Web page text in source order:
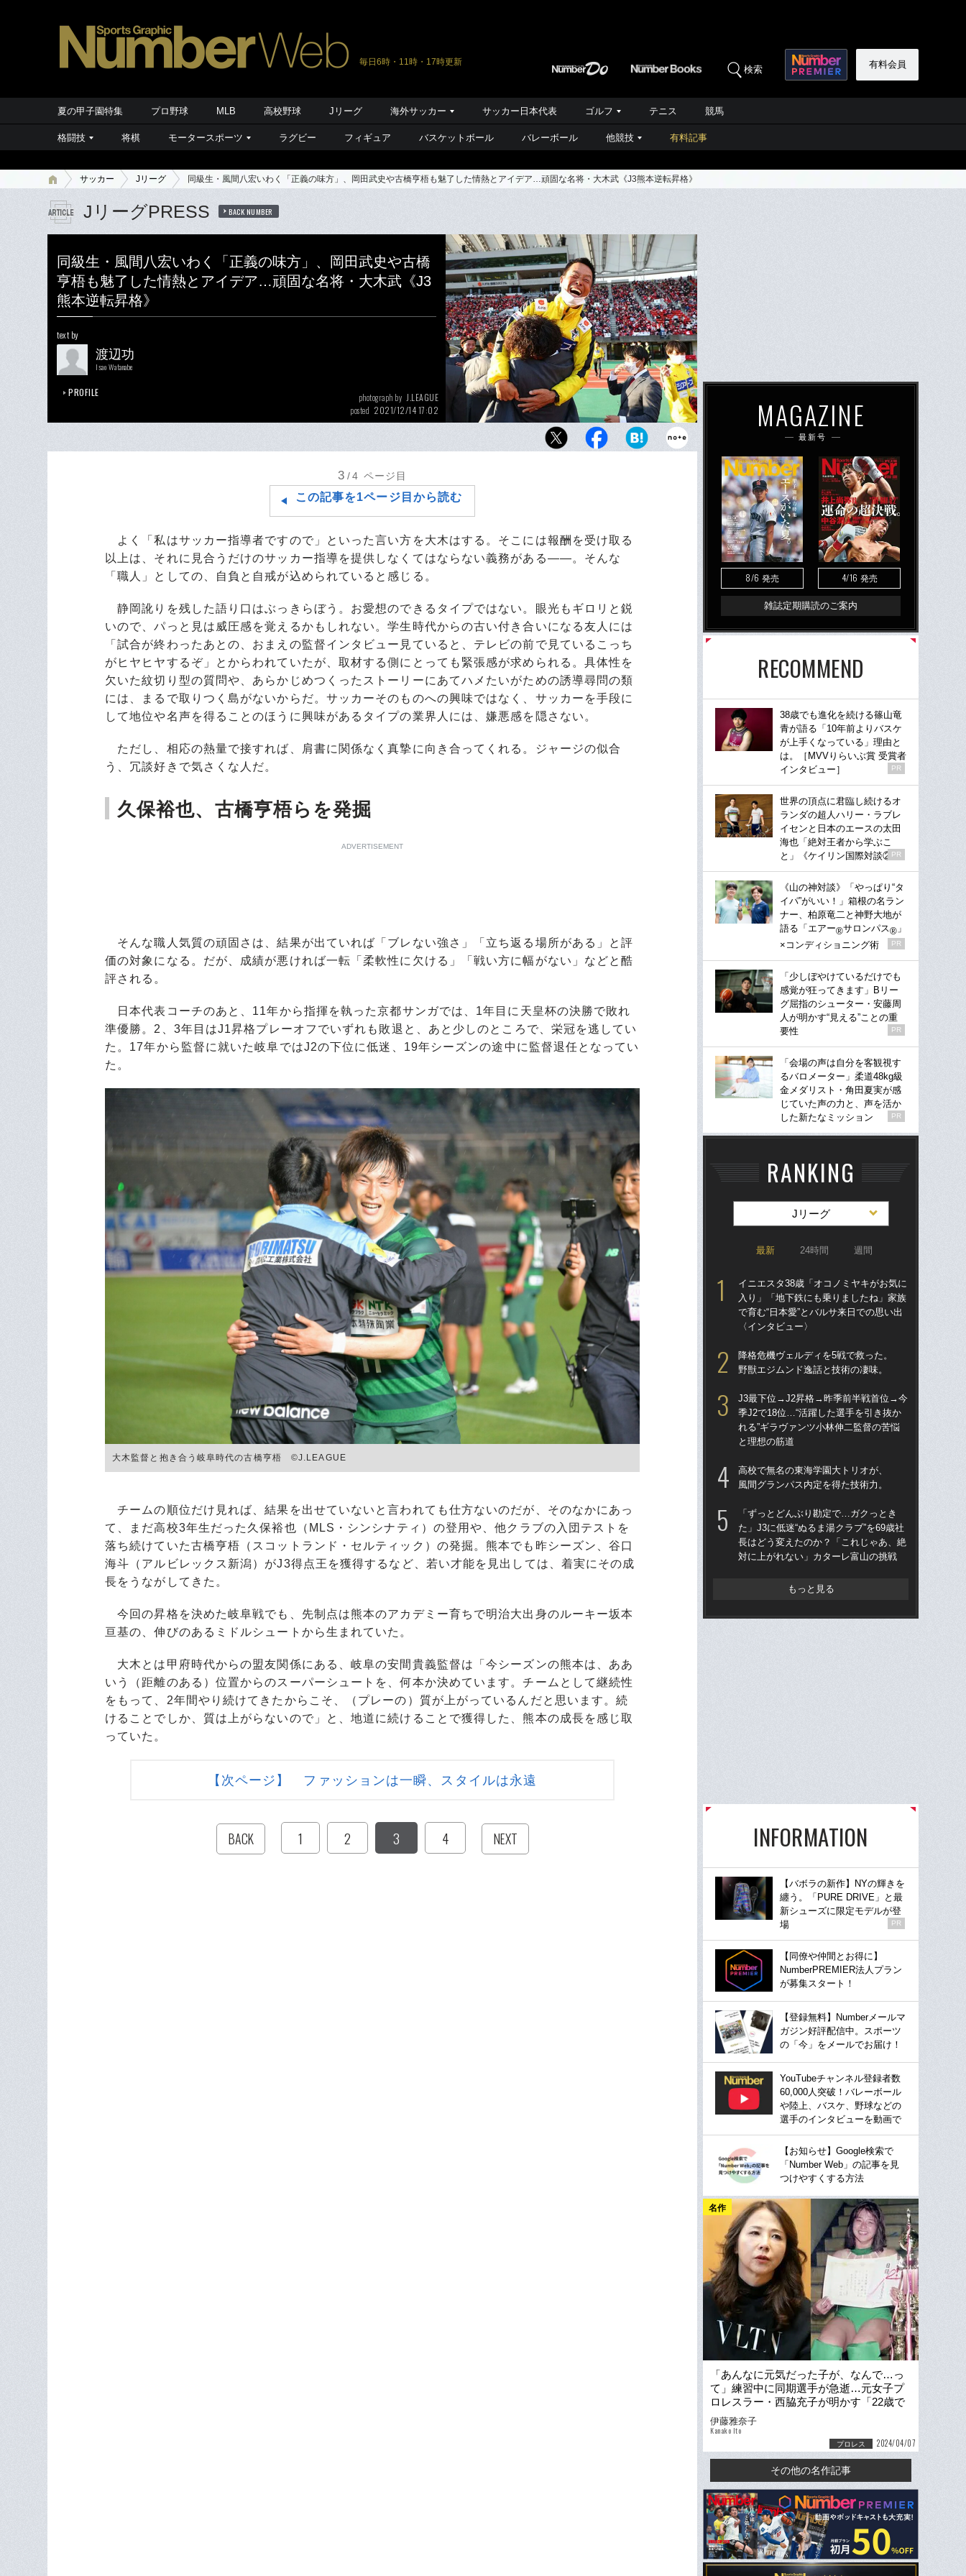
毎日6時・11時・17時更新
検索 有料会員
夏の甲子園特集 プロ野球 MLB 高校野球 Jリーグ 海外サッカー サッカー日本代表 ゴルフ テニス 競馬
格闘技 将棋 モータースポーツ ラグビー フィギュア バスケットボール バレーボール 他競技 有料記事
サッカー Jリーグ 同級生・風間八宏いわく「正義の味方」、岡田武史や古橋亨梧も魅了した情熱とアイデア…頑固な名将・大木武《J3熊本逆転昇格》
JリーグPRESS BACK NUMBER
同級生・風間八宏いわく「正義の味方」、岡田武史や古橋
亨梧も魅了した情熱とアイデア…頑固な名将・大木武《J3
熊本逆転昇格》
text by
渡辺功
Isao Watanabe
PROFILE photograph by J.LEAGUE
posted 2021/12/14 17:02
最終節で逆転優勝を果たし、ロアッソ熊本をJ2昇格に導い
3 /4 ページ目
この記事を1ページ目から読む
よく「私はサッカー指導者ですので」といった言い方を大木はする。そこには報酬を受け取る
以上は、それに見合うだけのサッカー指導を提供しなくてはならない義務がある――。そんな
「職人」としての、自負と自戒が込められていると感じる。
静岡訛りを残した語り口はぶっきらぼう。お愛想のできるタイプではない。眼光もギロリと鋭
いので、パっと見は威圧感を覚えるかもしれない。学生時代からの古い付き合いになる友人には
「試合が終わったあとの、おまえの監督インタビュー見ていると、テレビの前で見ているこっち
がヒヤヒヤするぞ」とからわれていたが、取材する側にとっても緊張感が求められる。具体性を
欠いた紋切り型の質問や、あらかじめつくったストーリーにあてハメたいがための誘導尋問の類
には、まるで取りつく島がないからだ。サッカーそのものへの興味ではなく、サッカーを手段に
して地位や名声を得ることのほうに興味があるタイプの業界人には、嫌悪感を隠さない。
ただし、相応の熱量で接すれば、肩書に関係なく真摯に向き合ってくれる。ジャージの似合
う、冗談好きで気さくな人だ。
久保裕也、古橋亨梧らを発掘
ADVERTISEMENT
そんな職人気質の頑固さは、結果が出ていれば「ブレない強さ」「立ち返る場所がある」と評
価の対象になる。だが、成績が悪ければ一転「柔軟性に欠ける」「戦い方に幅がない」などと酷
評される。
日本代表コーチのあと、11年から指揮を執った京都サンガでは、1年目に天皇杯の決勝で敗れ
準優勝。2、3年目はJ1昇格プレーオフでいずれも敗退と、あと少しのところで、栄冠を逃してい
た。17年から監督に就いた岐阜ではJ2の下位に低迷、19年シーズンの途中に監督退任となってい
た。
大木監督と抱き合う岐阜時代の古橋亨梧 ©︎J.LEAGUE
チームの順位だけ見れば、結果を出せていないと言われても仕方ないのだが、そのなかにあっ
て、まだ高校3年生だった久保裕也（MLS・シンシナティ）の登用や、他クラブの入団テストを
落ち続けていた古橋亨梧（スコットランド・セルティック）の発掘。熊本でも昨シーズン、谷口
海斗（アルビレックス新潟）がJ3得点王を獲得するなど、若い才能を見出しては、着実にその成
長をうながしてきた。
今回の昇格を決めた岐阜戦でも、先制点は熊本のアカデミー育ちで明治大出身のルーキー坂本
亘基の、伸びのあるミドルシュートから生まれていた。
大木とは甲府時代からの盟友関係にある、岐阜の安間貴義監督は「今シーズンの熊本は、ああ
いう（距離のある）位置からのスーパーシュートを、何本か決めています。チームとして継続性
をもって、2年間やり続けてきたからこそ、（プレーの）質が上がっているんだと思います。続
けることでしか、質は上がらないので」と、地道に続けることで獲得した、熊本の成長を感じ取
っていた。
【次ページ】 ファッションは一瞬、スタイルは永遠
BACK 1 2 3 4 NEXT
MAGAZINE
最新号
8/6 発売 4/16 発売
雑誌定期購読のご案内
RECOMMEND
38歳でも進化を続ける篠山竜
青が語る「10年前よりバスケ
が上手くなっている」理由と
は。［MVVりらいぶ賞 受賞者
インタビュー］
PR
世界の頂点に君臨し続けるオ
ランダの超人ハリー・ラブレ
イセンと日本のエースの太田
海也「絶対王者から学ぶこ
と」《ケイリン国際対談②》
PR
《山の神対談》「やっぱり“タ
イパ”がいい！」箱根の名ラン
ナー、柏原竜二と神野大地が
語る「エアー®サロンパス® 」
×コンディショニング術
PR
「少しぼやけているだけでも
感覚が狂ってきます」Bリー
グ屈指のシューター・安藤周
人が明かす“見える”ことの重
要性
PR
「会場の声は自分を客観視す
るバロメーター」柔道48kg級
金メダリスト・角田夏実が感
じていた声の力と、声を活か
した新たなミッション
PR
RANKING
Jリーグ
最新 24時間 週間
イニエスタ38歳「オコノミヤキがお気に
入り」「地下鉄にも乗りましたね」家族
で育む“日本愛”とバルサ来日での思い出
〈インタビュー〉
降格危機ヴェルディを5戦で救った。
野獣エジムンド逸話と技術の凄味。
J3最下位→J2昇格→昨季前半戦首位→今
季J2で18位…“活躍した選手を引き抜か
れる”ギラヴァンツ小林伸二監督の苦悩
と理想の筋道
高校で無名の東海学園大トリオが、
風間グランパス内定を得た技術力。
「ずっとどんぶり勘定で…ガクっとき
た」J3に低迷“ぬるま湯クラブ”を69歳社
長はどう変えたのか？「これじゃあ、絶
対に上がれない」カターレ富山の挑戦
もっと見る
INFORMATION
【バボラの新作】NYの輝きを
纏う。「PURE DRIVE」と最
新シューズに限定モデルが登
場
PR
【同僚や仲間とお得に】
NumberPREMIER法人プラン
が募集スタート！
【登録無料】Numberメールマ
ガジン好評配信中。スポーツ
の「今」をメールでお届け！
YouTubeチャンネル登録者数
60,000人突破！バレーボール
や陸上、バスケ、野球などの
選手のインタビューを動画で
【お知らせ】Google検索で
「Number Web」の記事を見
つけやすくする方法
名作
「あんなに元気だった子が、なんで…っ
て」練習中に同期選手が急逝…元女子プ
ロレスラー・西脇充子が明かす「22歳で
引退を決意した理由」
伊藤雅奈子
Kanako Ito
プロレス 2024/04/07
その他の名作記事